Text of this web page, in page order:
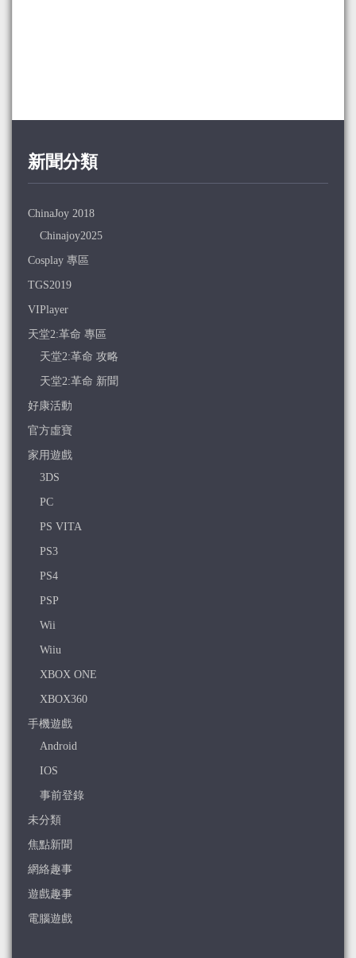
新聞分類
ChinaJoy 2018
Chinajoy2025
Cosplay 專區
TGS2019
VIPlayer
天堂2:革命 專區
天堂2:革命 攻略
天堂2:革命 新聞
好康活動
官方虛寶
家用遊戲
3DS
PC
PS VITA
PS3
PS4
PSP
Wii
Wiiu
XBOX ONE
XBOX360
手機遊戲
Android
IOS
事前登錄
未分類
焦點新聞
網絡趣事
遊戲趣事
電腦遊戲